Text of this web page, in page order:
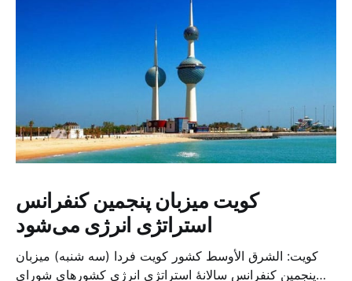
کویت میزبان پنجمین کنفرانس
استراتژی انرژی می‌شود
کویت: الشرق الأوسط کشور کویت فردا (سه شنبه) میزبان
پنجمین کنفرانس سالانهٔ استراتژی انرژی کشورهای شورای